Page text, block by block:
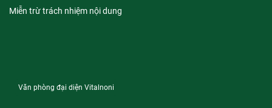
Miễn trừ trách nhiệm nội dung
Văn phòng đại diện Vitalnoni